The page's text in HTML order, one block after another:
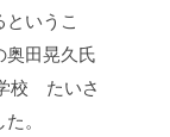
いうこ
奥田晃久氏
校 たいさ
。